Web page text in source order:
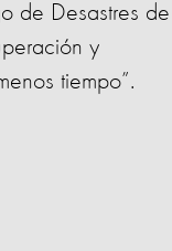
de Desastres
y
tiempo”.